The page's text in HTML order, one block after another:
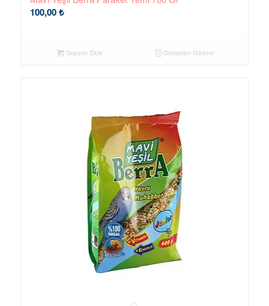
100,00₺
Sepete Ekle Detayları Göster